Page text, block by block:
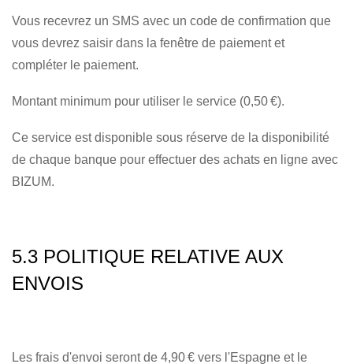
Vous recevrez un SMS avec un code de confirmation que
vous devrez saisir dans la fenêtre de paiement et
compléter le paiement.
Montant minimum pour utiliser le service (0,50 €).
Ce service est disponible sous réserve de la disponibilité
de chaque banque pour effectuer des achats en ligne avec
BIZUM.
5.3 POLITIQUE RELATIVE AUX
ENVOIS
Les frais d'envoi seront de 4,90 € vers l'Espagne et le